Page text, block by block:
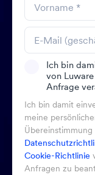
Ich bin
von
Anfrage
Ich bin damit
meine
Cookie-Richtlinie
Anfragen zu